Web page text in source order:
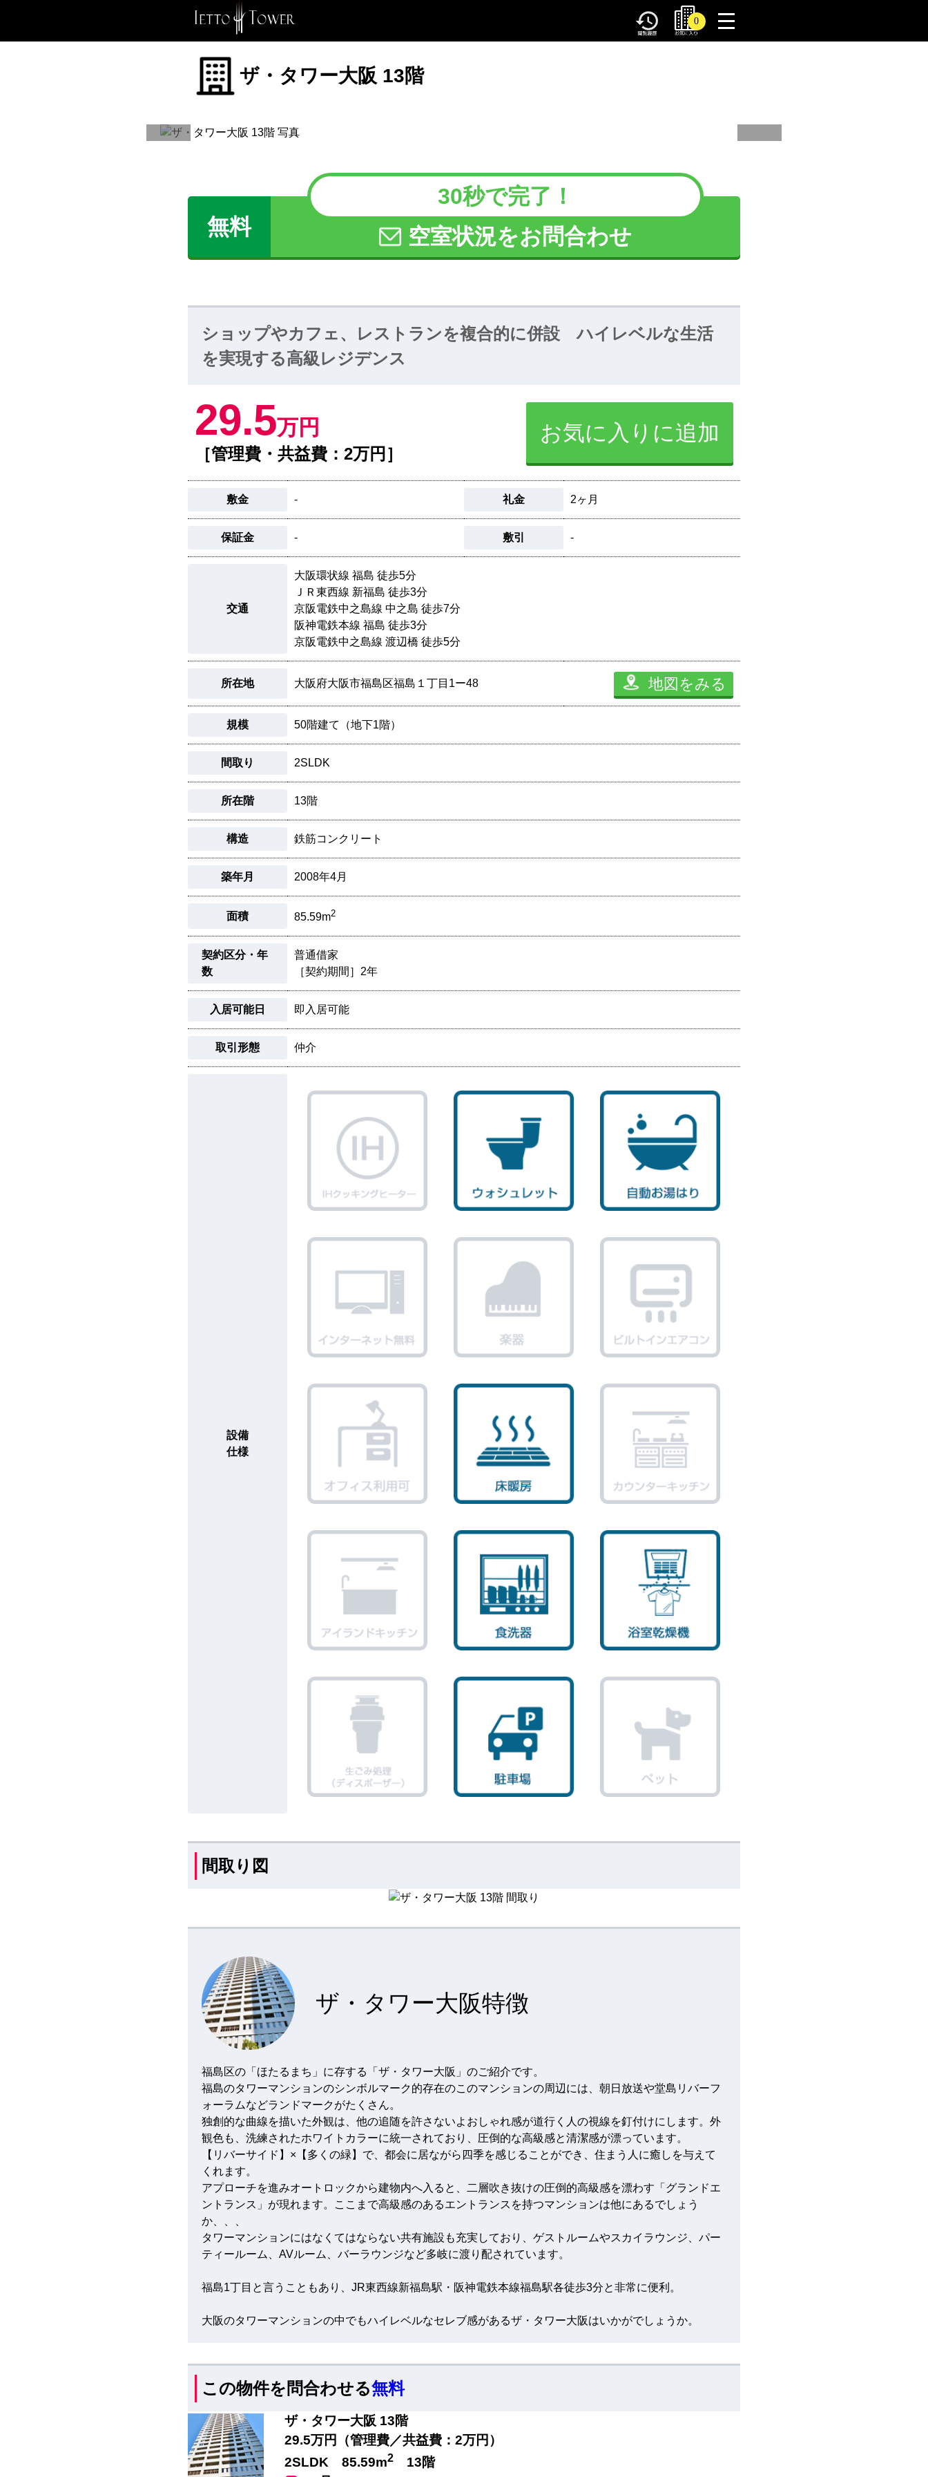
0
toggle
navigation
ザ・タワー大阪 13階
無料
30秒で完了！
空室状況をお問合わせ
ショップやカフェ、レストランを複合的に併設 ハイレベルな生活
を実現する高級レジデンス
29.5万円
［管理費・共益費：2万円］
お気に入りに追加
敷金 - 礼金 2ヶ月
保証金 - 敷引 -
交通
大阪環状線 福島 徒歩5分
ＪＲ東西線 新福島 徒歩3分
京阪電鉄中之島線 中之島 徒歩7分
阪神電鉄本線 福島 徒歩3分
京阪電鉄中之島線 渡辺橋 徒歩5分
所在地 大阪府大阪市福島区福島１丁目1ー48 地図をみる
規模 50階建て（地下1階）
間取り 2SLDK
所在階 13階
構造 鉄筋コンクリート
築年月 2008年4月
面積 85.59m2
契約区分・年
数
普通借家
［契約期間］2年
入居可能日 即入居可能
取引形態 仲介
設備
仕様
間取り図
ザ・タワー大阪特徴
福島区の「ほたるまち」に存する「ザ・タワー大阪」のご紹介です。
福島のタワーマンションのシンボルマーク的存在のこのマンションの周辺には、朝日放送や堂島リバーフ
ォーラムなどランドマークがたくさん。
独創的な曲線を描いた外観は、他の追随を許さないよおしゃれ感が道行く人の視線を釘付けにします。外
観色も、洗練されたホワイトカラーに統一されており、圧倒的な高級感と清潔感が漂っています。
【リバーサイド】×【多くの緑】で、都会に居ながら四季を感じることができ、住まう人に癒しを与えて
くれます。
アプローチを進みオートロックから建物内へ入ると、二層吹き抜けの圧倒的高級感を漂わす「グランドエ
ントランス」が現れます。ここまで高級感のあるエントランスを持つマンションは他にあるでしょう
か、、、
タワーマンションにはなくてはならない共有施設も充実しており、ゲストルームやスカイラウンジ、パー
ティールーム、AVルーム、バーラウンジなど多岐に渡り配されています。
福島1丁目と言うこともあり、JR東西線新福島駅・ 阪神電鉄本線福島駅各徒歩3分と非常に便利。
大阪のタワーマンションの中でもハイレベルなセレブ感があるザ・タワー大阪はいかがでしょうか。
この物件を問合わせる無料
ザ・タワー大阪 13階
29.5万円（管理費／共益費：2万円）
2SLDK 85.59m2
13階